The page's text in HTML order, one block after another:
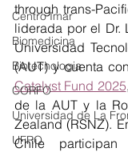
Centro Imar
Biomedicina
Biotecnologia
CORFO
Universidad de La
UFRO
through trans-
liderada por el Dr.
Universidad
Catalyst Fund 2025
de la AUT y la
Zealand (RSNZ).
Chile participan